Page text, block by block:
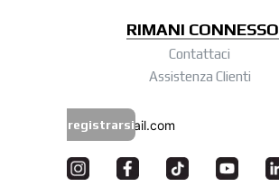
RIMANI CONNESSO
Contattaci
Assistenza Clienti
registrarsi